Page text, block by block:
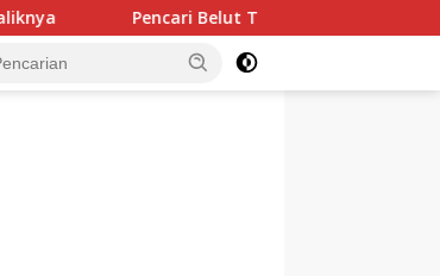
Pencari Belut Tewas di Pinggir Sungai, Masih